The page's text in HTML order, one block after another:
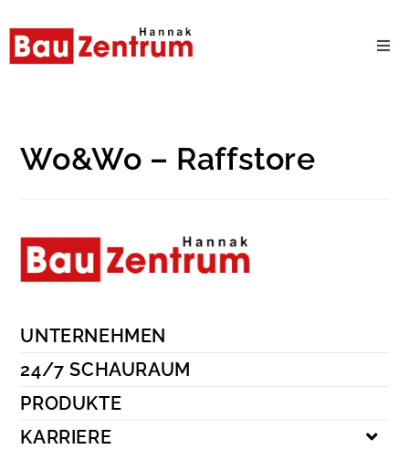
B2B Kundenportal
24/7 Schauraum
Wo&Wo – Raffstore
UNTERNEHMEN
24/7 SCHAURAUM
PRODUKTE
KARRIERE